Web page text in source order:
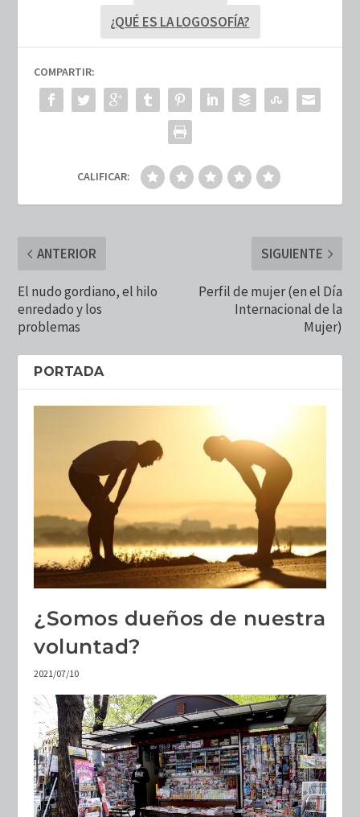
¿QUÉ ES LA LOGOSOFÍA?
COMPARTIR:
CALIFICAR:
ANTERIOR
El nudo gordiano, el hilo
enredado y los
problemas
SIGUIENTE
Perfil de mujer (en el Día
Internacional de la
Mujer)
PORTADA
¿Somos dueños de nuestra
voluntad?
2021/07/10